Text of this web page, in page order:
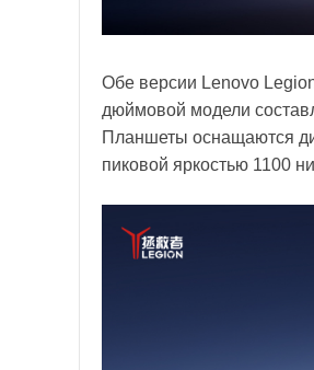
Обе версии Lenovo
дюймовой модели
Планшеты оснащаются
пиковой яркостью 1100